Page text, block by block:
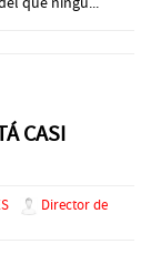
CASI
Director de